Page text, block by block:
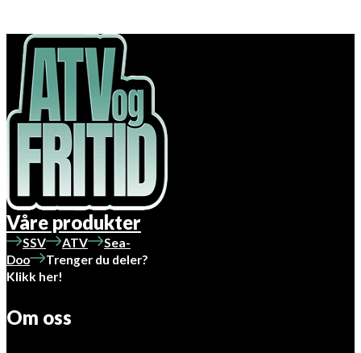
Våre produkter
SSV ATV
Sea-
Doo
Trenger du deler?
Klikk her!
Om oss